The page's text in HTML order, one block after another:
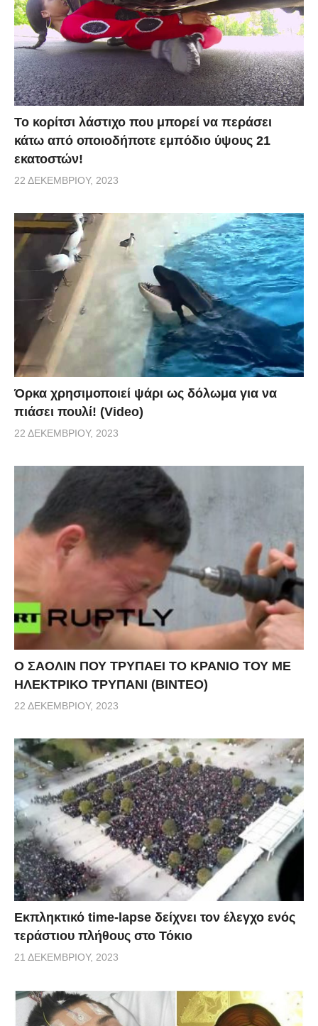
Το κορίτσι λάστιχο που μπορεί να περάσει
κάτω από οποιοδήποτε εμπόδιο ύψους 21
εκατοστών!
22 ΔΕΚΕΜΒΡΊΟΥ, 2023
Όρκα χρησιμοποιεί ψάρι ως δόλωμα για να
πιάσει πουλί! (Video)
22 ΔΕΚΕΜΒΡΊΟΥ, 2023
Ο ΣΑΟΛΙΝ ΠΟΥ ΤΡΥΠΑΕΙ ΤΟ ΚΡΑΝΙΟ ΤΟΥ ΜΕ
ΗΛΕΚΤΡΙΚΟ ΤΡΥΠΑΝΙ (ΒΙΝΤΕΟ)
22 ΔΕΚΕΜΒΡΊΟΥ, 2023
Εκπληκτικό time-lapse δείχνει τον έλεγχο ενός
τεράστιου πλήθους στο Τόκιο
21 ΔΕΚΕΜΒΡΊΟΥ, 2023